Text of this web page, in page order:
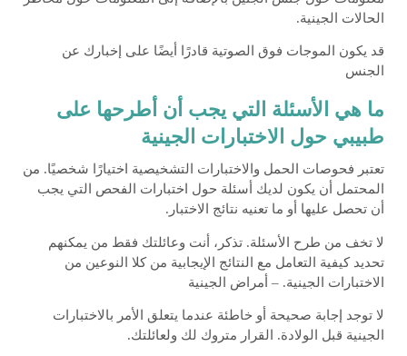
الحالات الجينية.
قد يكون الموجات فوق الصوتية قادرًا أيضًا على إخبارك عن
الجنس
ما هي الأسئلة التي يجب أن أطرحها على
طبيبي حول الاختبارات الجينية
تعتبر فحوصات الحمل والاختبارات التشخيصية اختيارًا شخصيًا. من
المحتمل أن يكون لديك أسئلة حول اختبارات الفحص التي يجب
أن تحصل عليها أو ما تعنيه نتائج الاختبار.
لا تخف من طرح الأسئلة. تذكر، أنت وعائلتك فقط من يمكنهم
تحديد كيفية التعامل مع النتائج الإيجابية من كلا النوعين من
الاختبارات الجينية. – أمراض الجينية
لا توجد إجابة صحيحة أو خاطئة عندما يتعلق الأمر بالاختبارات
الجينية قبل الولادة. القرار متروك لك ولعائلتك.